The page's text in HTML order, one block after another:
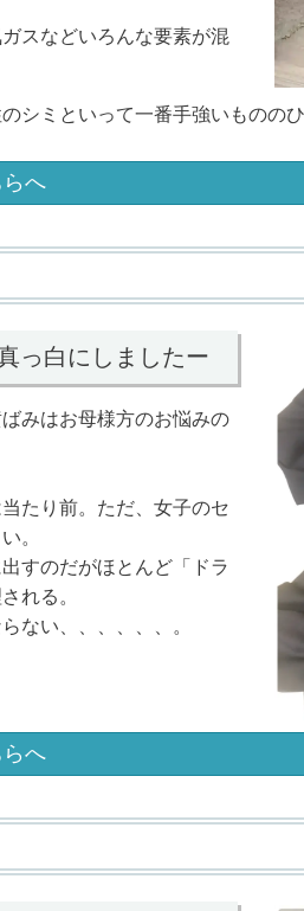
スなどいろんな要素が混
シミといって一番手強いもののひ
へ
っ白にしましたー
みはお母様方のお悩みの
たり前。ただ、女子のセ
。
すのだがほとんど「ドラ
れる。
ない、、、、、、。
へ